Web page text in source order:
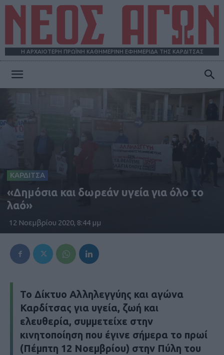
Η ΑΡΧΑΙΟΤΕΡΗ ΠΡΩΪΝΗ ΚΑΘΗΜΕΡΙΝΗ ΕΦΗΜΕΡΙΔΑ ΤΗΣ ΚΑΡΔΙΤΣΑΣ
ΚΑΡΔΙΤΣΑ
«Δημόσια και δωρεάν υγεία για όλο το
λαό»
12 Νοεμβρίου 2020, 8:44 μμ
Το Δίκτυο Αλληλεγγύης και αγώνα
Καρδίτσας για υγεία, ζωή και
ελευθερία, συμμετείχε στην
κινητοποίηση που έγινε σήμερα το πρωί
(Πέμπτη 12 Νοεμβρίου) στην Πύλη του